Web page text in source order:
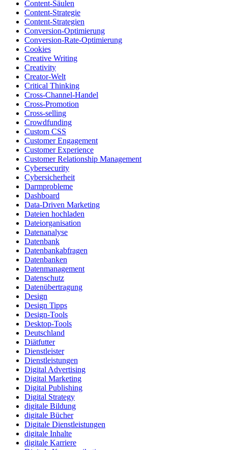
Content-Säulen
Content-Strategie
Content-Strategien
Conversion-Optimierung
Conversion-Rate-Optimierung
Cookies
Creative Writing
Creativity
Creator-Welt
Critical Thinking
Cross-Channel-Handel
Cross-Promotion
Cross-selling
Crowdfunding
Custom CSS
Customer Engagement
Customer Experience
Customer Relationship Management
Cybersecurity
Cybersicherheit
Darmprobleme
Dashboard
Data-Driven Marketing
Dateien hochladen
Dateiorganisation
Datenanalyse
Datenbank
Datenbankabfragen
Datenbanken
Datenmanagement
Datenschutz
Datenübertragung
Design
Design Tipps
Design-Tools
Desktop-Tools
Deutschland
Diätfutter
Dienstleister
Dienstleistungen
Digital Advertising
Digital Marketing
Digital Publishing
Digital Strategy
digitale Bildung
digitale Bücher
Digitale Dienstleistungen
digitale Inhalte
digitale Karriere